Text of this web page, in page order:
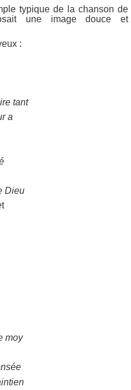
typique de la chanson de
une image douce et
:
tant
a
Dieu
t
moy